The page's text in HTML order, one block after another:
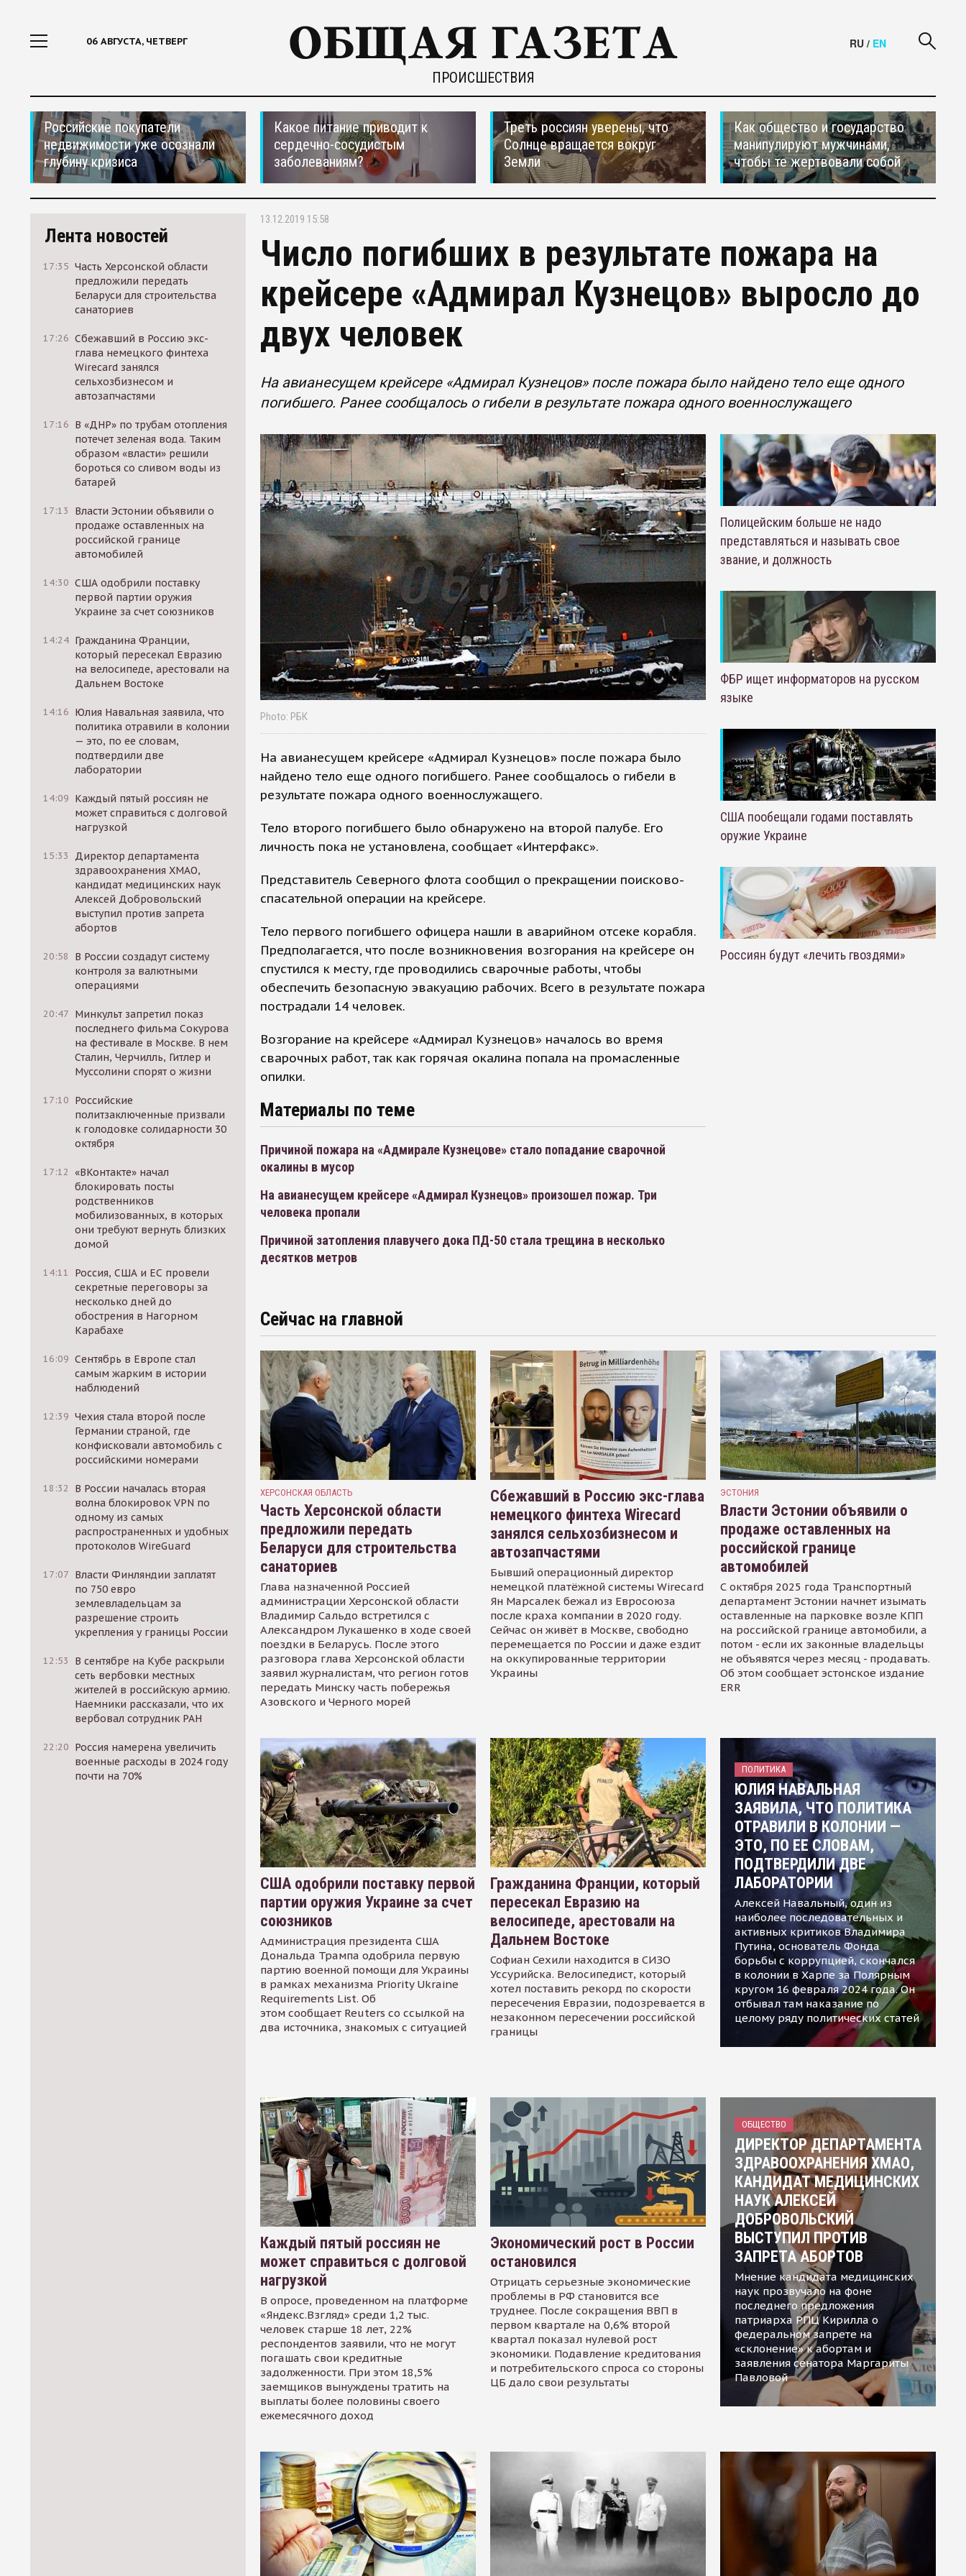
06 АВГУСТА, ЧЕТВЕРГ
ПРОИСШЕСТВИЯ
RU / EN
Российские покупатели
недвижимости уже осознали
глубину кризиса
Какое питание приводит к
сердечно-сосудистым
заболеваниям?
Треть россиян уверены, что
Солнце вращается вокруг
Земли
Как общество и государство
манипулируют мужчинами,
чтобы те жертвовали собой
Лента новостей
17:35 Часть Херсонской области
предложили передать
Беларуси для строительства
санаториев
17:26 Сбежавший в Россию экс-
глава немецкого финтеха
Wirecard занялся
сельхозбизнесом и
автозапчастями
17:16 В «ДНР» по трубам отопления
потечет зеленая вода. Таким
образом «власти» решили
бороться со сливом воды из
батарей
17:13
Власти Эстонии объявили о
продаже оставленных на
российской границе
автомобилей
14:30 США одобрили поставку
первой партии оружия
Украине за счет союзников
14:24 Гражданина Франции,
который пересекал Евразию
на велосипеде, арестовали на
Дальнем Востоке
14:16 Юлия Навальная заявила, что
политика отравили в колонии
— это, по ее словам,
подтвердили две
лаборатории
14:09 Каждый пятый россиян не
может справиться с долговой
нагрузкой
15:33
Директор департамента
здравоохранения ХМАО,
кандидат медицинских наук
Алексей Добровольский
выступил против запрета
абортов
20:58
В России создадут систему
контроля за валютными
операциями
20:47 Минкульт запретил показ
последнего фильма Сокурова
на фестивале в Москве. В нем
Сталин, Черчилль, Гитлер и
Муссолини спорят о жизни
17:10 Российские
политзаключенные призвали
к голодовке солидарности 30
октября
17:12 «ВКонтакте» начал
блокировать посты
родственников
мобилизованных, в которых
они требуют вернуть близких
домой
14:11
Россия, США и ЕС провели
секретные переговоры за
несколько дней до
обострения в Нагорном
Карабахе
16:09 Сентябрь в Европе стал
самым жарким в истории
наблюдений
12:39 Чехия стала второй после
Германии страной, где
конфисковали автомобиль с
российскими номерами
18:32
В России началась вторая
волна блокировок VPN по
одному из самых
распространенных и удобных
протоколов WireGuard
17:07 Власти Финляндии заплатят
по 750 евро
землевладельцам за
разрешение строить
укрепления у границы России
12:53
В сентябре на Кубе раскрыли
сеть вербовки местных
жителей в российскую армию.
Наемники рассказали, что их
вербовал сотрудник РАН
22:20 Россия намерена увеличить
военные расходы в 2024 году
почти на 70%
13.12.2019 15:58
Число погибших в результате пожара на
крейсере «Адмирал Кузнецов» выросло до
двух человек
На авианесущем крейсере «Адмирал Кузнецов» после пожара было найдено тело еще одного
погибшего. Ранее сообщалось о гибели в результате пожара одного военнослужащего
Photo: РБК
На авианесущем крейсере «Адмирал Кузнецов» после пожара было
найдено тело еще одного погибшего. Ранее сообщалось о гибели в
результате пожара одного военнослужащего.
Тело второго погибшего было обнаружено на второй палубе. Его
личность пока не установлена, сообщает «Интерфакс».
Представитель Северного флота сообщил о прекращении поисково-
спасательной операции на крейсере.
Тело первого погибшего офицера нашли в аварийном отсеке корабля.
Предполагается, что после возникновения возгорания на крейсере он
спустился к месту, где проводились сварочные работы, чтобы
обеспечить безопасную эвакуацию рабочих. Всего в результате пожара
пострадали 14 человек.
Возгорание на крейсере «Адмирал Кузнецов» началось во время
сварочных работ, так как горячая окалина попала на промасленные
опилки.
Материалы по теме
Причиной пожара на «Адмирале Кузнецове» стало попадание сварочной
окалины в мусор
На авианесущем крейсере «Адмирал Кузнецов» произошел пожар. Три
человека пропали
Причиной затопления плавучего дока ПД-50 стала трещина в несколько
десятков метров
Полицейским больше не надо
представляться и называть свое
звание, и должность
ФБР ищет информаторов на русском
языке
США пообещали годами поставлять
оружие Украине
Россиян будут «лечить гвоздями»
Сейчас на главной
ХЕРСОНСКАЯ ОБЛАСТЬ
Часть Херсонской области
предложили передать
Беларуси для строительства
санаториев
Глава назначенной Россией
администрации Херсонской области
Владимир Сальдо встретился с
Александром Лукашенко в ходе своей
поездки в Беларусь. После этого
разговора глава Херсонской области
заявил журналистам, что регион готов
передать Минску часть побережья
Азовского и Черного морей
Сбежавший в Россию экс-глава
немецкого финтеха Wirecard
занялся сельхозбизнесом и
автозапчастями
Бывший операционный директор
немецкой платёжной системы Wirecard
Ян Марсалек бежал из Евросоюза
после краха компании в 2020 году.
Сейчас он живёт в Москве, свободно
перемещается по России и даже ездит
на оккупированные территории
Украины
ЭСТОНИЯ
Власти Эстонии объявили о
продаже оставленных на
российской границе
автомобилей
С октября 2025 года Транспортный
департамент Эстонии начнет изымать
оставленные на парковке возле КПП
на российской границе автомобили, а
потом - если их законные владельцы
не объявятся через месяц - продавать.
Об этом сообщает эстонское издание
ERR
США одобрили поставку первой
партии оружия Украине за счет
союзников
Администрация президента США
Дональда Трампа одобрила первую
партию военной помощи для Украины
в рамках механизма Priority Ukraine
Requirements List. Об
этом сообщает Reuters со ссылкой на
два источника, знакомых с ситуацией
Гражданина Франции, который
пересекал Евразию на
велосипеде, арестовали на
Дальнем Востоке
Софиан Сехили находится в СИЗО
Уссурийска. Велосипедист, который
хотел поставить рекорд по скорости
пересечения Евразии, подозревается в
незаконном пересечении российской
границы
ПОЛИТИКА
ЮЛИЯ НАВАЛЬНАЯ
ЗАЯВИЛА, ЧТО ПОЛИТИКА
ОТРАВИЛИ В КОЛОНИИ —
ЭТО, ПО ЕЕ СЛОВАМ,
ПОДТВЕРДИЛИ ДВЕ
ЛАБОРАТОРИИ
Алексей Навальный, один из
наиболее последовательных и
активных критиков Владимира
Путина, основатель Фонда
борьбы с коррупцией, скончался
в колонии в Харпе за Полярным
кругом 16 февраля 2024 года. Он
отбывал там наказание по
целому ряду политических статей
Каждый пятый россиян не
может справиться с долговой
нагрузкой
В опросе, проведенном на платформе
«Яндекс.Взгляд» среди 1,2 тыс.
человек старше 18 лет, 22%
респондентов заявили, что не могут
погашать свои кредитные
задолженности. При этом 18,5%
заемщиков вынуждены тратить на
выплаты более половины своего
ежемесячного доход
Экономический рост в России
остановился
Отрицать серьезные экономические
проблемы в РФ становится все
труднее. После сокращения ВВП в
первом квартале на 0,6% второй
квартал показал нулевой рост
экономики. Подавление кредитования
и потребительского спроса со стороны
ЦБ дало свои результаты
ОБЩЕСТВО
ДИРЕКТОР ДЕПАРТАМЕНТА
ЗДРАВООХРАНЕНИЯ ХМАО,
КАНДИДАТ МЕДИЦИНСКИХ
НАУК АЛЕКСЕЙ
ДОБРОВОЛЬСКИЙ
ВЫСТУПИЛ ПРОТИВ
ЗАПРЕТА АБОРТОВ
Мнение кандидата медицинских
наук прозвучало на фоне
последнего предложения
патриарха РПЦ Кирилла о
федеральном запрете на
«склонение» к абортам и
заявления сенатора Маргариты
Павловой